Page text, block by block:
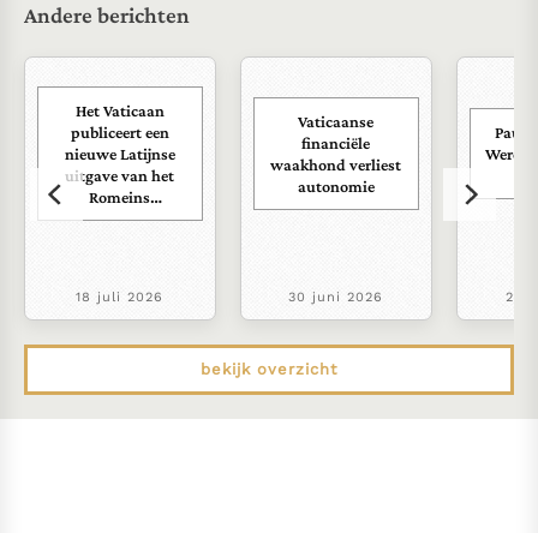
Andere berichten
Het Vaticaan
publiceert een
nieuwe Latijnse
uitgave van het
Romeins
martyrologium
18 juli 2026
Vaticaanse
financiële
waakhond verliest
autonomie
30 juni 2026
Paus
22
bekijk overzicht